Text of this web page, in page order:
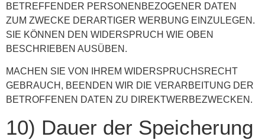
BETREFFENDER PERSONENBEZOGENER DATEN
ZUM ZWECKE DERARTIGER WERBUNG EINZULEGEN.
SIE KÖNNEN DEN WIDERSPRUCH WIE OBEN
BESCHRIEBEN AUSÜBEN.
MACHEN SIE VON IHREM WIDERSPRUCHSRECHT
GEBRAUCH, BEENDEN WIR DIE VERARBEITUNG DER
BETROFFENEN DATEN ZU DIREKTWERBEZWECKEN.
10) Dauer der Speicherung